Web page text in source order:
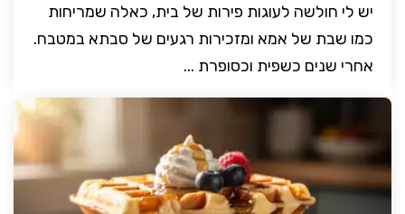
יש לי חולשה לעוגות פירות של בית, כאלה שמריחות
כמו שבת של אמא ומזכירות רגעים של סבתא במטבח.
אחרי שנים כשפית וכסופרת ...